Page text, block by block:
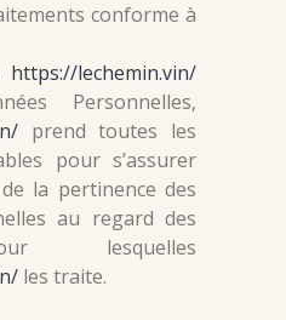
conforme à
https://lechemin.vin/
Personnelles,
prend toutes les
pour s’assurer
la pertinence des
au regard des
lesquelles
les traite.